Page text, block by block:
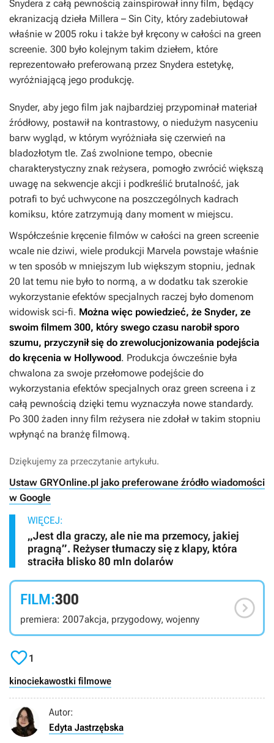
Snydera z całą pewnością zainspirował inny film, będący
ekranizacją dzieła Millera – Sin City, który zadebiutował
właśnie w 2005 roku i także był kręcony w całości na green
screenie. 300 było kolejnym takim dziełem, które
reprezentowało preferowaną przez Snydera estetykę,
wyróżniającą jego produkcję.
Snyder, aby jego film jak najbardziej przypominał materiał
źródłowy, postawił na kontrastowy, o niedużym nasyceniu
barw wygląd, w którym wyróżniała się czerwień na
bladozłotym tle. Zaś zwolnione tempo, obecnie
charakterystyczny znak reżysera, pomogło zwrócić większą
uwagę na sekwencje akcji i podkreślić brutalność, jak
potrafi to być uchwycone na poszczególnych kadrach
komiksu, które zatrzymują dany moment w miejscu.
Współcześnie kręcenie filmów w całości na green screenie
wcale nie dziwi, wiele produkcji Marvela powstaje właśnie
w ten sposób w mniejszym lub większym stopniu, jednak
20 lat temu nie było to normą, a w dodatku tak szerokie
wykorzystanie efektów specjalnych raczej było domenom
widowisk sci-fi. Można więc powiedzieć, że Snyder, ze
swoim filmem 300, który swego czasu narobił sporo
szumu, przyczynił się do zrewolucjonizowania podejścia
do kręcenia w Hollywood. Produkcja ówcześnie była
chwalona za swoje przełomowe podejście do
wykorzystania efektów specjalnych oraz green screena i z
całą pewnością dzięki temu wyznaczyła nowe standardy.
Po 300 żaden inny film reżysera nie zdołał w takim stopniu
wpłynąć na branżę filmową.
Dziękujemy za przeczytanie artykułu.
Ustaw GRYOnline.pl jako preferowane źródło wiadomości
w Google
WIĘCEJ:
„Jest dla graczy, ale nie ma przemocy, jakiej
pragną”. Reżyser tłumaczy się z klapy, która
straciła blisko 80 mln dolarów
FILM:300
premiera: 2007akcja, przygodowy, wojenny 
1
kinociekawostki filmowe
Autor:
Edyta Jastrzębska